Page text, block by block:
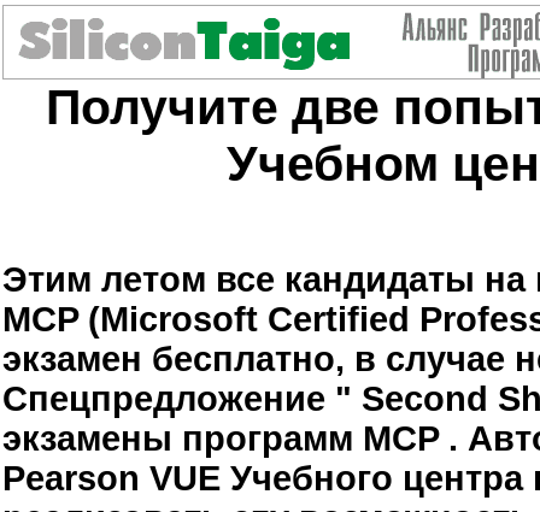
Получите две
Учебном
Этим летом все кандидаты на
MCP (Microsoft Certified
экзамен бесплатно, в случае
Спецпредложение " Second
экзамены программ MCP .
Pearson VUE Учебного